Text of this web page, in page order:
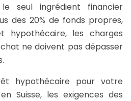
seul ingrédient financier
des 20% de fonds propres,
hypothécaire, les charges
ne doivent pas dépasser
hypothécaire pour votre
Suisse, les exigences des